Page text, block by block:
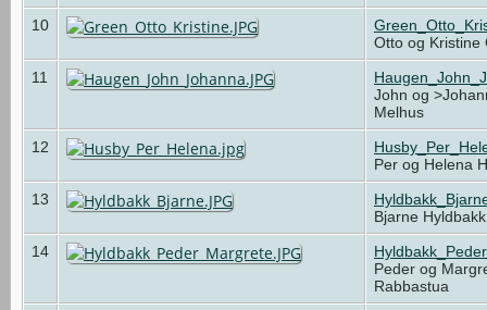
10
Otto og
11
John og
Melhus
12
Per og Helena
13
Bjarne
14
Peder og
Rabbastua